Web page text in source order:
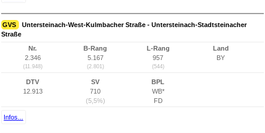
GVS
Untersteinach-West-Kulmbacher Straße - Untersteinach-Stadtsteinacher
Straße
Nr.
2.346
(11.948)
B-Rang
5.167
(2.801)
L-Rang
957
(544)
Land
BY
DTV
12.913
SV
710
(5,5%)
BPL
WB*
FD
Infos...